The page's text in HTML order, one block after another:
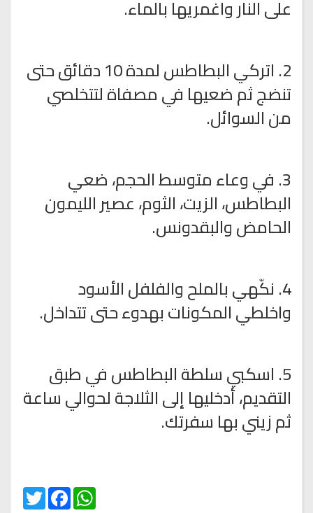
على النار واغمريها بالماء.
2. اتركي البطاطس لمدة 10 دقائق حتى
تنضج ثم ضعيها في مصفاة لتتخلصي
من السوائل.
3. في وعاء متوسط الحجم، ضعي
البطاطس، الزيت، الثوم، عصير الليمون
الحامض والبقدونس.
4. نكّهي بالملح والفلفل الأسود
واخلطي المكونات بهدوء حتى تتداخل.
5. اسكبي سلطة البطاطس في طبق
التقديم، أدخليها إلى الثلاجة لحوالي ساعة
ثم زيني بها سفرتك.
Twitter
FacebookWhatsApp